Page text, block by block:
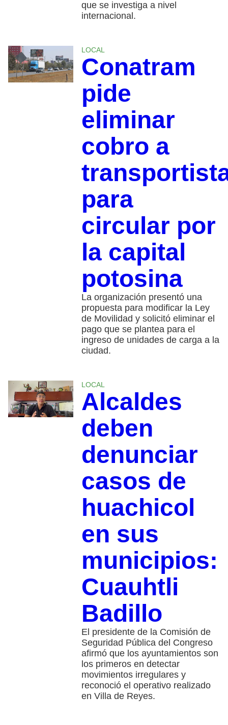
que se investiga a nivel
internacional.
LOCAL
Conatram
pide
eliminar
cobro a
para
circular por
la capital
potosina
La organización presentó una
propuesta para modificar la Ley
de Movilidad y solicitó eliminar el
pago que se plantea para el
ingreso de unidades de carga a la
ciudad.
LOCAL
Alcaldes
deben
denunciar
casos de
huachicol
en sus
municipios:
Cuauhtli
Badillo
El presidente de la Comisión de
Seguridad Pública del Congreso
afirmó que los ayuntamientos son
los primeros en detectar
movimientos irregulares y
reconoció el operativo realizado
en Villa de Reyes.